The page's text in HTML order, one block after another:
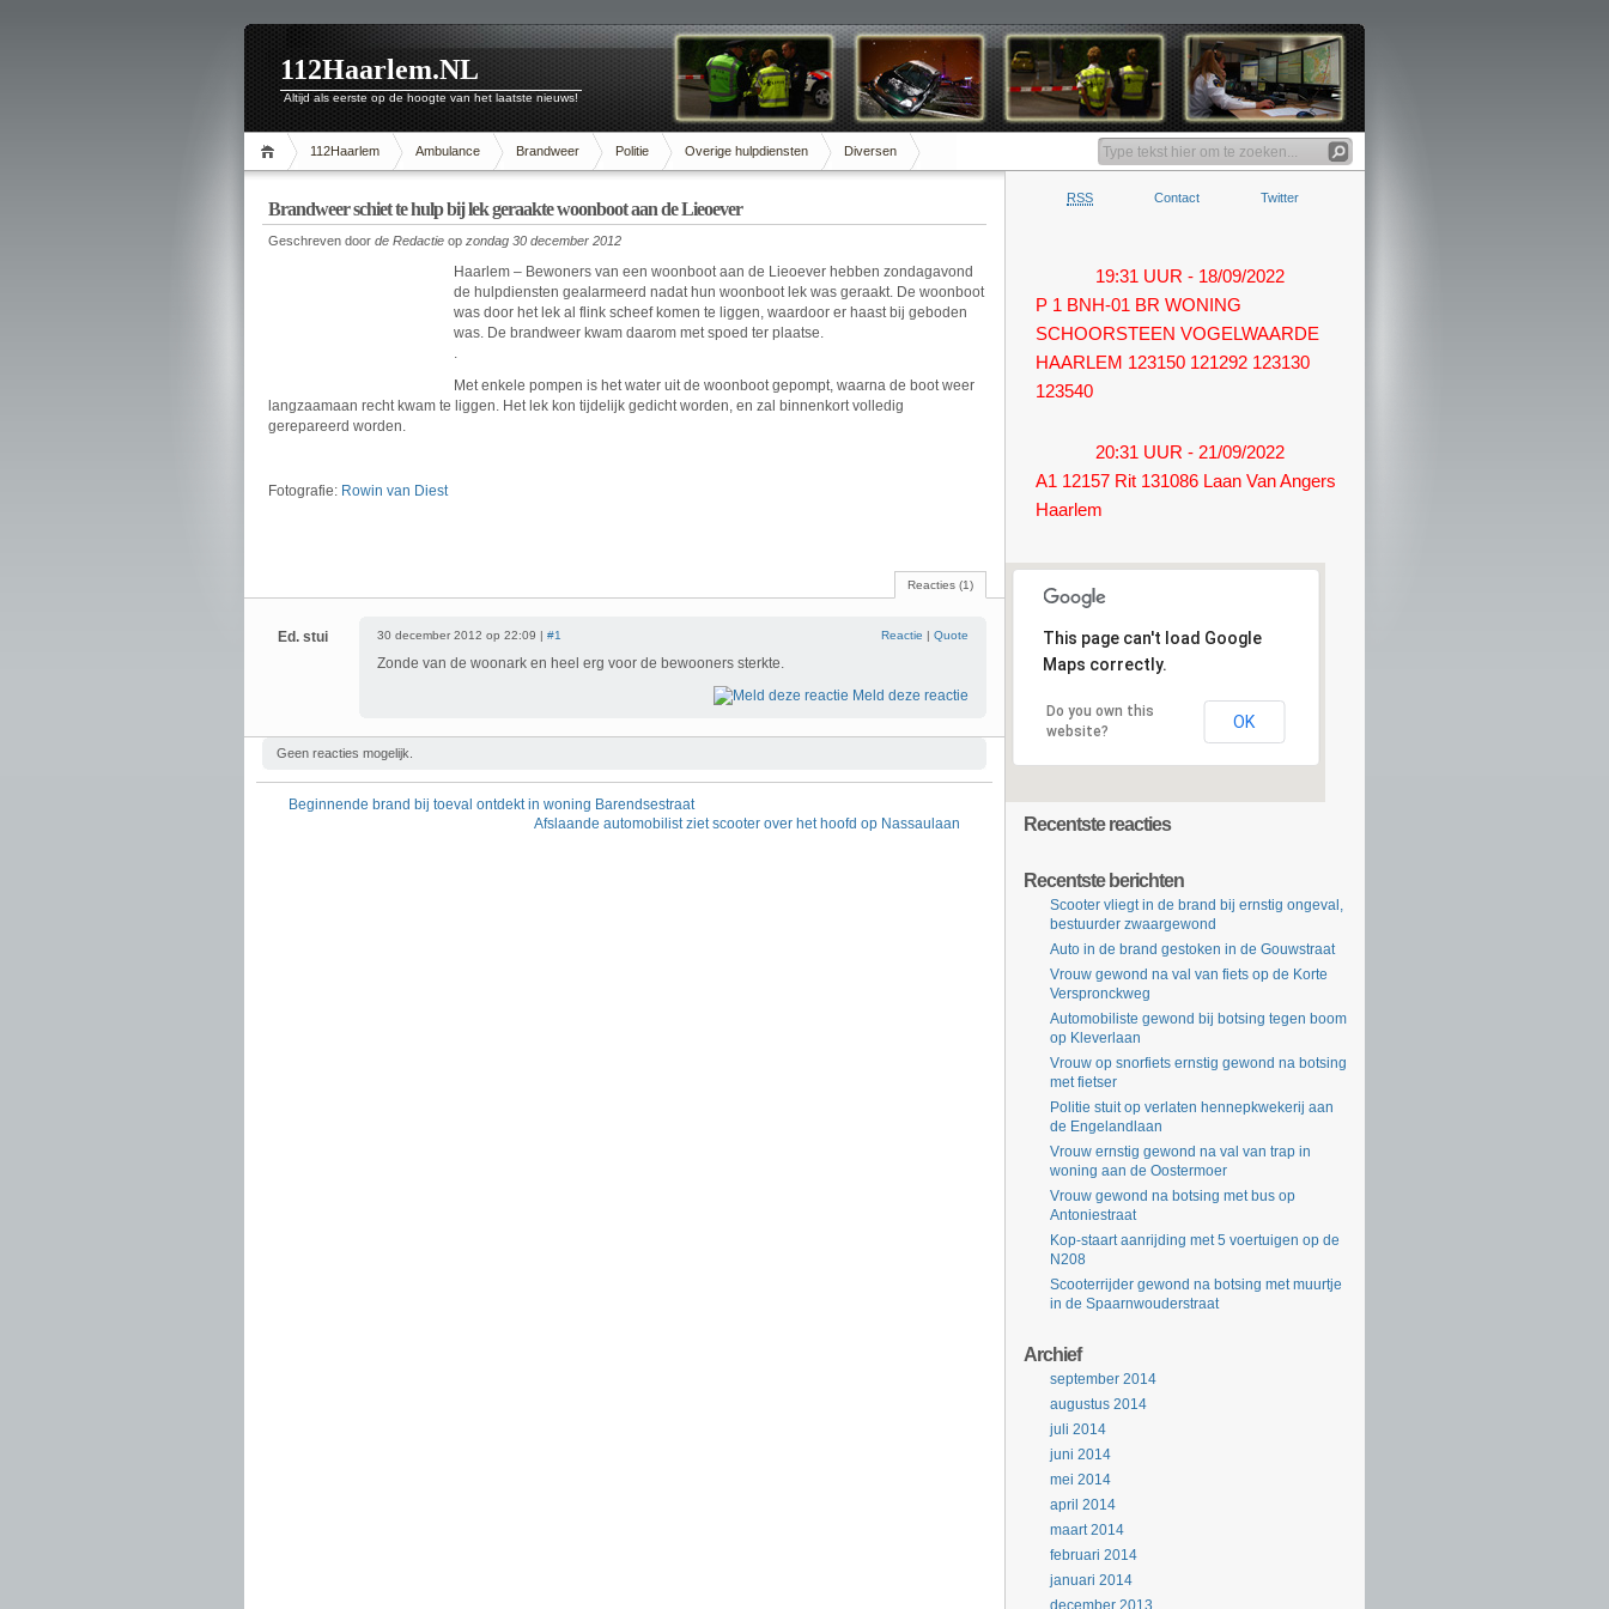
112Haarlem.NL
Altijd als eerste op de hoogte van het laatste nieuws!
112Haarlem Ambulance Brandweer Politie Overige hulpdiensten Diversen
Brandweer schiet te hulp bij lek geraakte woonboot aan de Lieoever
Geschreven door de Redactie op zondag 30 december 2012
Haarlem – Bewoners van een woonboot aan de Lieoever hebben zondagavond
de hulpdiensten gealarmeerd nadat hun woonboot lek was geraakt. De woonboot
was door het lek al flink scheef komen te liggen, waardoor er haast bij geboden
was. De brandweer kwam daarom met spoed ter plaatse.
.
Met enkele pompen is het water uit de woonboot gepompt, waarna de boot weer
langzaamaan recht kwam te liggen. Het lek kon tijdelijk gedicht worden, en zal binnenkort volledig
gerepareerd worden.
Fotografie: Rowin van Diest
Reacties (1)
Ed. stui 30 december 2012 op 22:09 | #1 Reactie | Quote
Zonde van de woonark en heel erg voor de bewooners sterkte.
Meld deze reactie
Geen reacties mogelijk.
Beginnende brand bij toeval ontdekt in woning Barendsestraat
Afslaande automobilist ziet scooter over het hoofd op Nassaulaan
RSS Contact Twitter
19:31 UUR - 18/09/2022
P 1 BNH-01 BR WONING
SCHOORSTEEN VOGELWAARDE
HAARLEM 123150 121292 123130
123540
20:31 UUR - 21/09/2022
A1 12157 Rit 131086 Laan Van Angers
Haarlem
This page can't load Google
Maps correctly.
Do you own this
website?
OK
Recentste reacties
Recentste berichten
Scooter vliegt in de brand bij ernstig ongeval,
bestuurder zwaargewond
Auto in de brand gestoken in de Gouwstraat
Vrouw gewond na val van fiets op de Korte
Verspronckweg
Automobiliste gewond bij botsing tegen boom
op Kleverlaan
Vrouw op snorfiets ernstig gewond na botsing
met fietser
Politie stuit op verlaten hennepkwekerij aan
de Engelandlaan
Vrouw ernstig gewond na val van trap in
woning aan de Oostermoer
Vrouw gewond na botsing met bus op
Antoniestraat
Kop-staart aanrijding met 5 voertuigen op de
N208
Scooterrijder gewond na botsing met muurtje
in de Spaarnwouderstraat
Archief
september 2014
augustus 2014
juli 2014
juni 2014
mei 2014
april 2014
maart 2014
februari 2014
januari 2014
december 2013